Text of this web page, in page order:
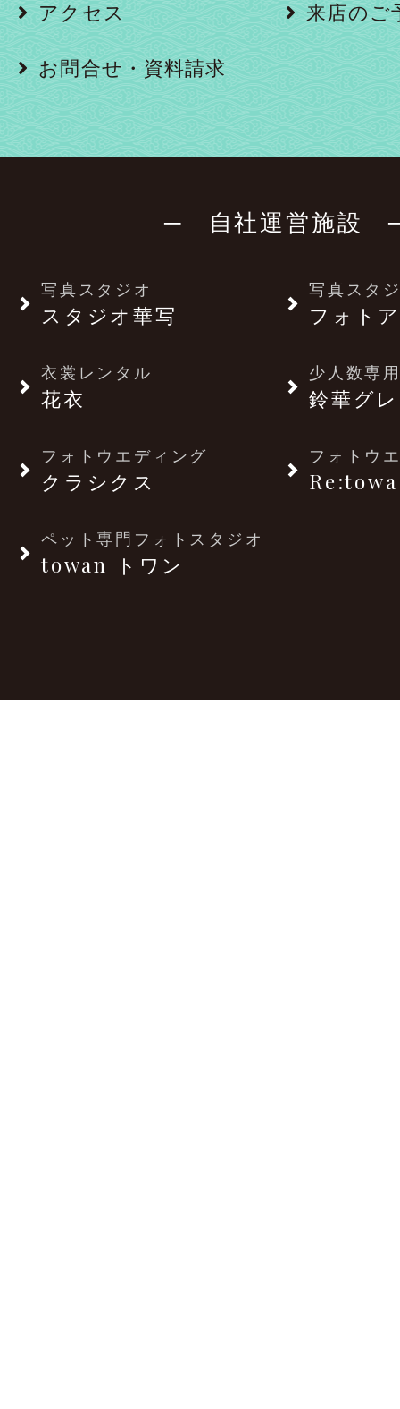
アクセス 来店のご
お問合せ・資料請求
─ 自社運営施設
写真スタジオ
スタジオ華写
写真スタ
フォト
衣裳レンタル
花衣
少人数専
鈴華グ
フォトウエディング
クラシクス
フォトウ
Re:towa
ペット専門フォトスタジオ
towan トワン